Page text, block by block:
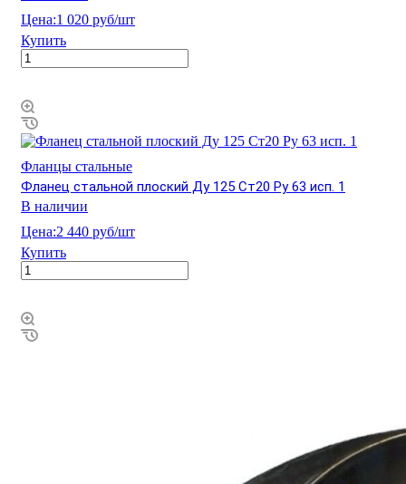
Цена:1 020 руб/шт
Купить
Фланцы стальные
Фланец стальной плоский Ду 125 Ст20 Ру 63 исп. 1
В наличии
Цена:2 440 руб/шт
Купить